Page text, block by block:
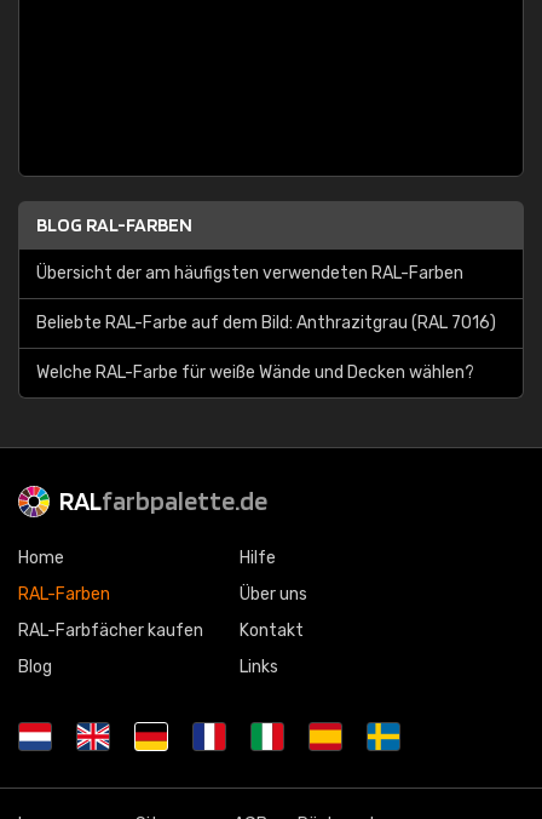
BLOG RAL-FARBEN
Übersicht der am häufigsten verwendeten RAL-Farben
Beliebte RAL-Farbe auf dem Bild: Anthrazitgrau (RAL 7016)
Welche RAL-Farbe für weiße Wände und Decken wählen?
RALfarbpalette.de
Home
RAL-Farben
RAL-Farbfächer kaufen
Blog
Hilfe
Über uns
Kontakt
Links